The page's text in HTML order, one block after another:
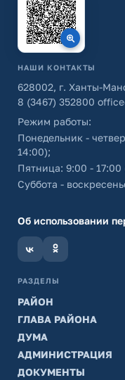
НАШИ КОНТАКТЫ
628002, г. Ханты-
8 (3467) 352800
Режим работы:
Понедельник -
14:00);
Пятница: 9:00 -
Суббота -
Об использовании
РАЗДЕЛЫ
РАЙОН
ГЛАВА РАЙОНА
ДУМА
АДМИНИСТРАЦИЯ
ДОКУМЕНТЫ